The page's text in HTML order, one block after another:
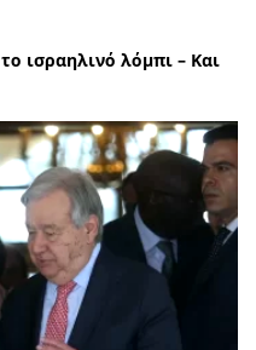
ισραηλινό λόμπι – Και